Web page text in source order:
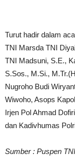
Turut hadir dalam
TNI Marsda TNI
TNI Madsuni, S.E.,
S.Sos., M.Si.,
Nugroho Budi
Wiwoho, Asops
Irjen Pol Ahmad
dan Kadivhumas
Sumber : Puspen TNI